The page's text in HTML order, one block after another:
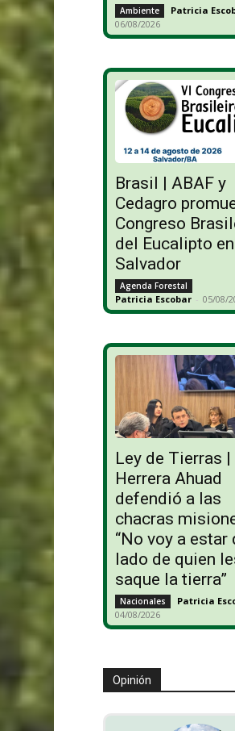
Ambiente Patricia
06/08/2026
Brasil | ABAF y
Cedagro
Congreso
del Eucalipto en
Salvador
Agenda Forestal
Patricia Escobar - 05/08/
Ley de Tierras |
Herrera Ahuad
defendió a las
chacras
“No voy a estar
lado de quien
saque la tierra”
Nacionales Patricia
04/08/2026
Opinión